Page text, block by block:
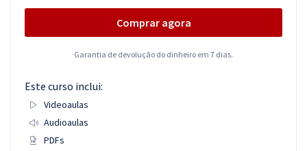
Comprar agora
Garantia de devolução do dinheiro em 7 dias.
Este curso inclui:
Videoaulas
Audioaulas
PDFs